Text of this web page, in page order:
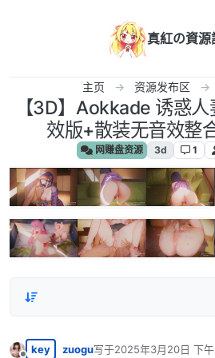
真紅の資源
主页 资源发布区
【3D】Aokkade 诱惑
效版+散装无音效整合
网赚盘资源 3d 1
key zuogu写于2025年3月20日 下